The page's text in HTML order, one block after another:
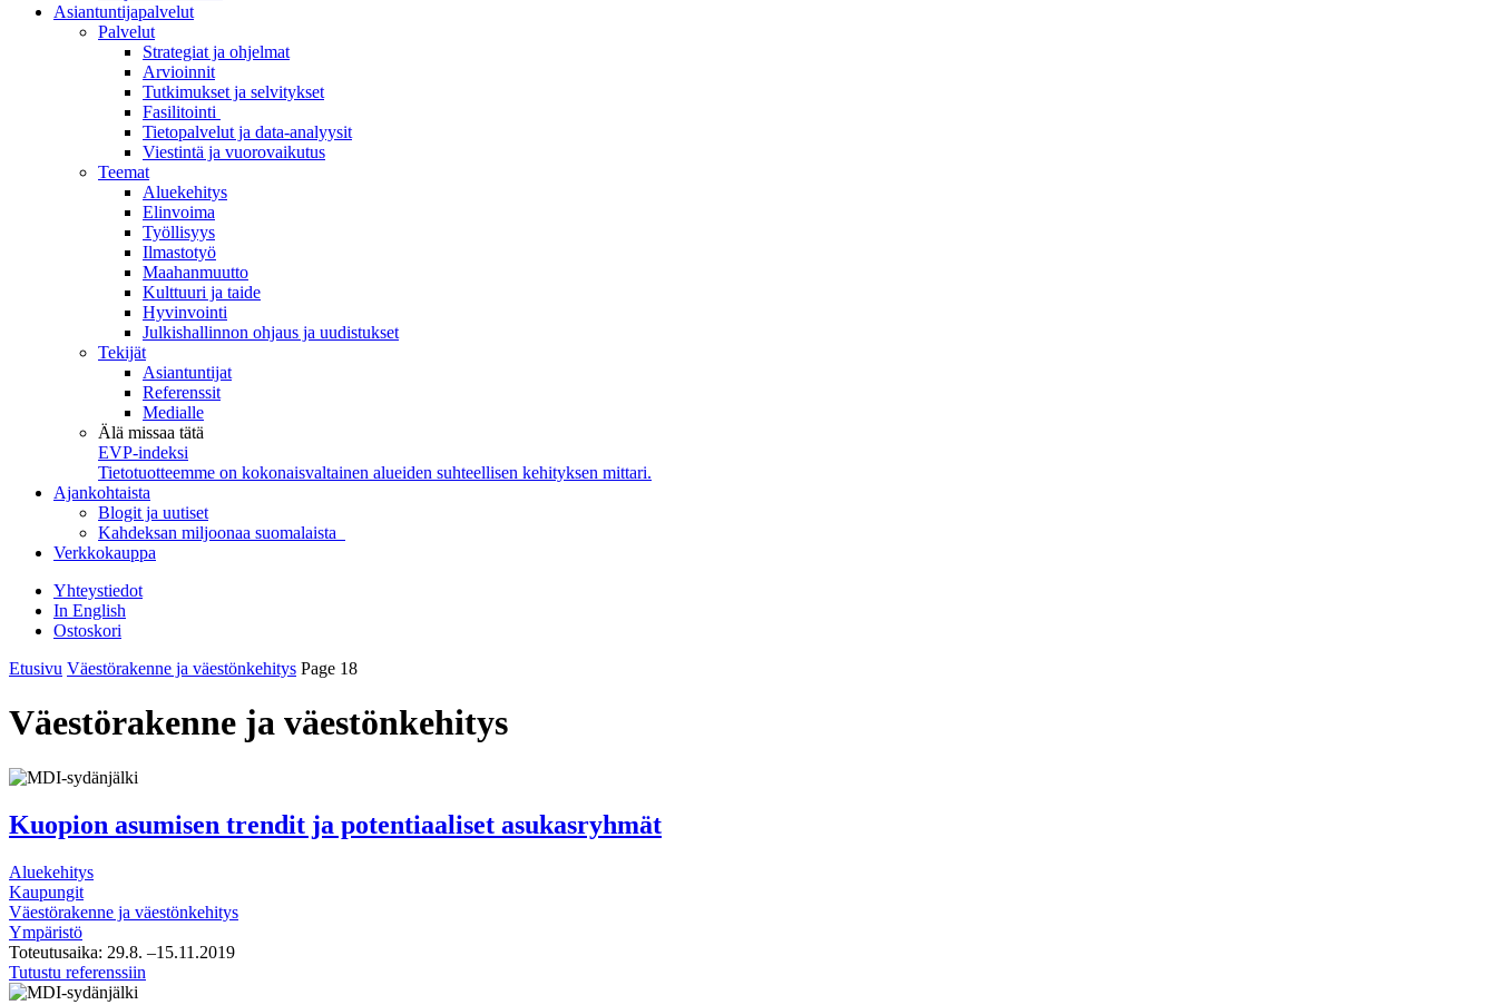
Asiantuntijapalvelut
Palvelut
Strategiat ja ohjelmat
Arvioinnit
Tutkimukset ja selvitykset
Fasilitointi
Tietopalvelut ja data-analyysit
Viestintä ja vuorovaikutus
Teemat
Aluekehitys
Elinvoima
Työllisyys
Ilmastotyö
Maahanmuutto
Kulttuuri ja taide
Hyvinvointi
Julkishallinnon ohjaus ja uudistukset
Tekijät
Asiantuntijat
Referenssit
Medialle
Älä missaa tätä
EVP-indeksi
Tietotuotteemme on kokonaisvaltainen alueiden suhteellisen kehityksen mittari.
Ajankohtaista
Blogit ja uutiset
Kahdeksan miljoonaa suomalaista
Verkkokauppa
Yhteystiedot
In English
Ostoskori
Etusivu Väestörakenne ja väestönkehitys Page 18
Väestörakenne ja väestönkehitys
Kuopion asumisen trendit ja potentiaaliset asukasryhmät
Aluekehitys
Kaupungit
Väestörakenne ja väestönkehitys
Ympäristö
Toteutusaika: 29.8. –15.11.2019
Tutustu referenssiin